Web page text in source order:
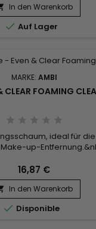
In den Warenkorb
 Auf Lager
MARKE: AMBI
CLEAR FOAMING
ideal für
up-
sanft
dunkler Flecken und
Ambi
Foam sorgt für...
16,87 €
In den Warenkorb
 Disponible